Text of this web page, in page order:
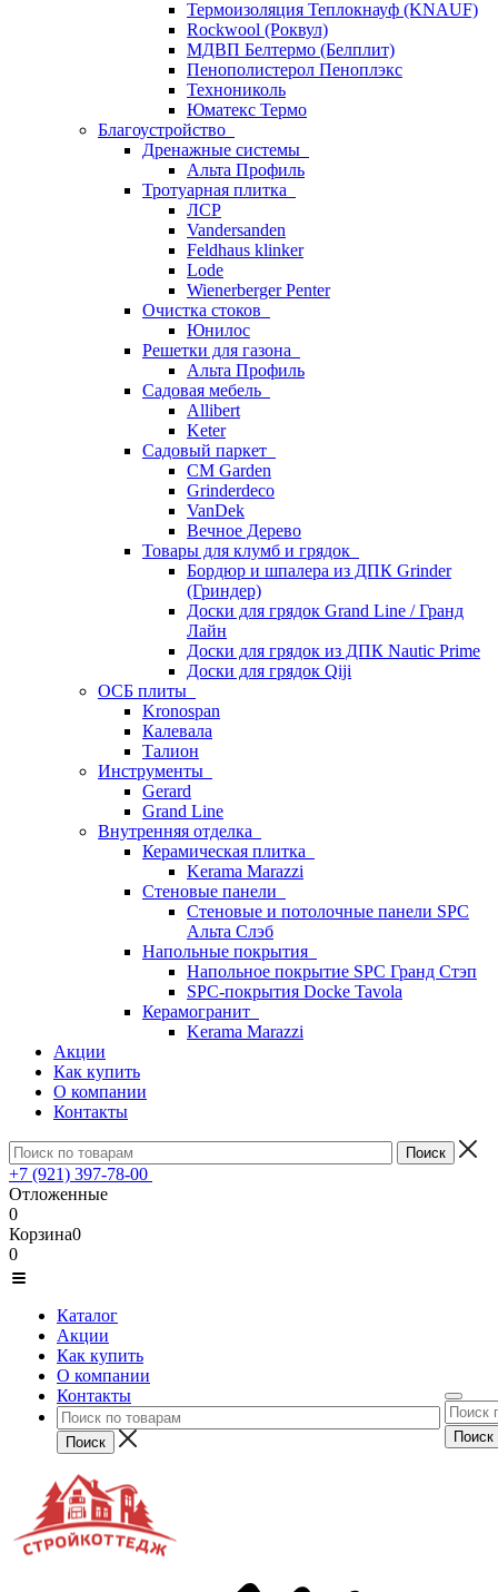
Термоизоляция Теплокнауф (KNAUF)
Rockwool (Роквул)
МДВП Белтермо (Белплит)
Пенополистерол Пеноплэкс
Технониколь
Юматекс Термо
Благоустройство
Дренажные системы
Альта Профиль
Тротуарная плитка
ЛСР
Vandersanden
Feldhaus klinker
Lode
Wienerberger Penter
Очистка стоков
Юнилос
Решетки для газона
Альта Профиль
Садовая мебель
Allibert
Keter
Садовый паркет
CM Garden
Grinderdeco
VanDek
Вечное Дерево
Товары для клумб и грядок
Бордюр и шпалера из ДПК Grinder
(Гриндер)
Доски для грядок Grand Line / Гранд
Лайн
Доски для грядок из ДПК Nautic Prime
Доски для грядок Qiji
ОСБ плиты
Kronospan
Калевала
Талион
Инструменты
Gerard
Grand Line
Внутренняя отделка
Керамическая плитка
Kerama Marazzi
Стеновые панели
Стеновые и потолочные панели SPC
Альта Слэб
Напольные покрытия
Напольное покрытие SPC Гранд Стэп
SPC-покрытия Docke Tavola
Керамогранит
Kerama Marazzi
Акции
Как купить
О компании
Контакты
+7 (921) 397-78-00
Отложенные
0
Корзина0
0
Каталог
Акции
Как купить
О компании
Контакты